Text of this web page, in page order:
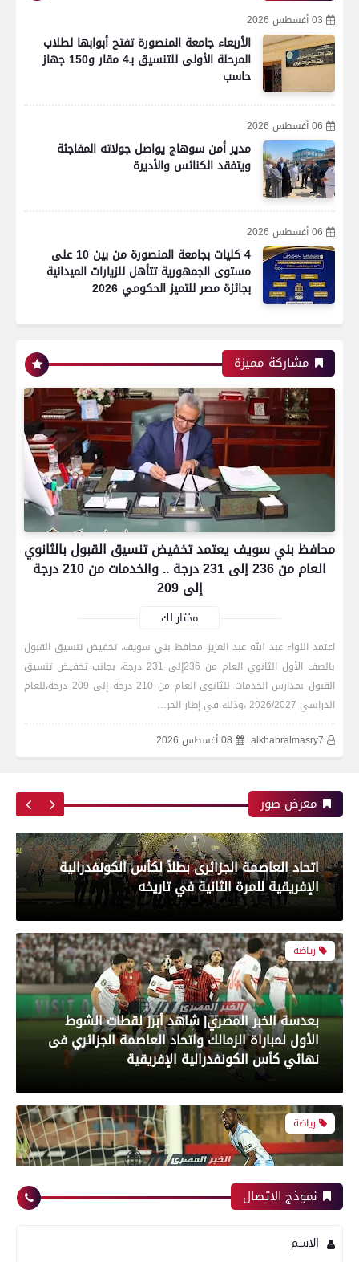
03 أغسطس 2026
الأربعاء جامعة المنصورة تفتح أبوابها لطلاب
المرحلة الأولى للتنسيق بـ4 مقار و150 جهاز
حاسب
06 أغسطس 2026
مدير أمن سوهاج يواصل جولاته المفاجئة
ويتفقد الكنائس والأديرة
06 أغسطس 2026
4 كليات بجامعة المنصورة من بين 10 على
مستوى الجمهورية تتأهل للزيارات الميدانية
بجائزة مصر للتميز الحكومي 2026
مشاركة مميزة
محافظ بني سويف يعتمد تخفيض تنسيق القبول بالثانوي
العام من 236 إلى 231 درجة .. والخدمات من 210 درجة
إلى 209
مختار لك
اعتمد اللواء عبد الله عبد العزيز محافظ بني سويف، تخفيض تنسيق القبول
بالصف الأول الثانوي العام من 236إلى 231 درجة، بجانب تخفيض تنسيق
القبول بمدارس الخدمات للثانوى العام من 210 درجة إلى 209 درجة،للعام
الدراسي 2026/2027 ،وذلك في إطار الحر…
alkhabralmasry7
08 أغسطس 2026
معرض صور
رياضة
اتحاد العاصمة الجزائرى بطلاً لكأس الكونفدرالية
الإفريقية للمرة الثانية في تاريخه
رياضة
بعدسة الخبر المصري| شاهد أبرز لقطات الشوط
الأول لمباراة الزمالك واتحاد العاصمة الجزائري فى
نهائي كأس الكونفدرالية الإفريقية
رياضة
بعدسة الخبر المصري| شاهد أبرز لقطات مباراة زد و
بيراميدز فى نهائى كأس مصر
رياضة
نموذج الاتصال
الاسم